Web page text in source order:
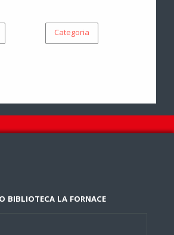
Categoria
BIBLIOTECA LA FORNACE